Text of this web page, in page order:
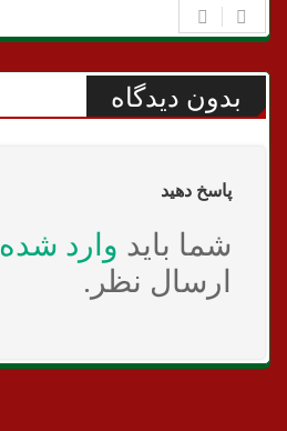
بدون دیدگاه
پاسخ دهید
شما باید وارد شده
ارسال نظر.